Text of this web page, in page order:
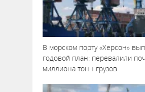
В морском порту «Херсон»
годовой план: перевалили
миллиона тонн грузов